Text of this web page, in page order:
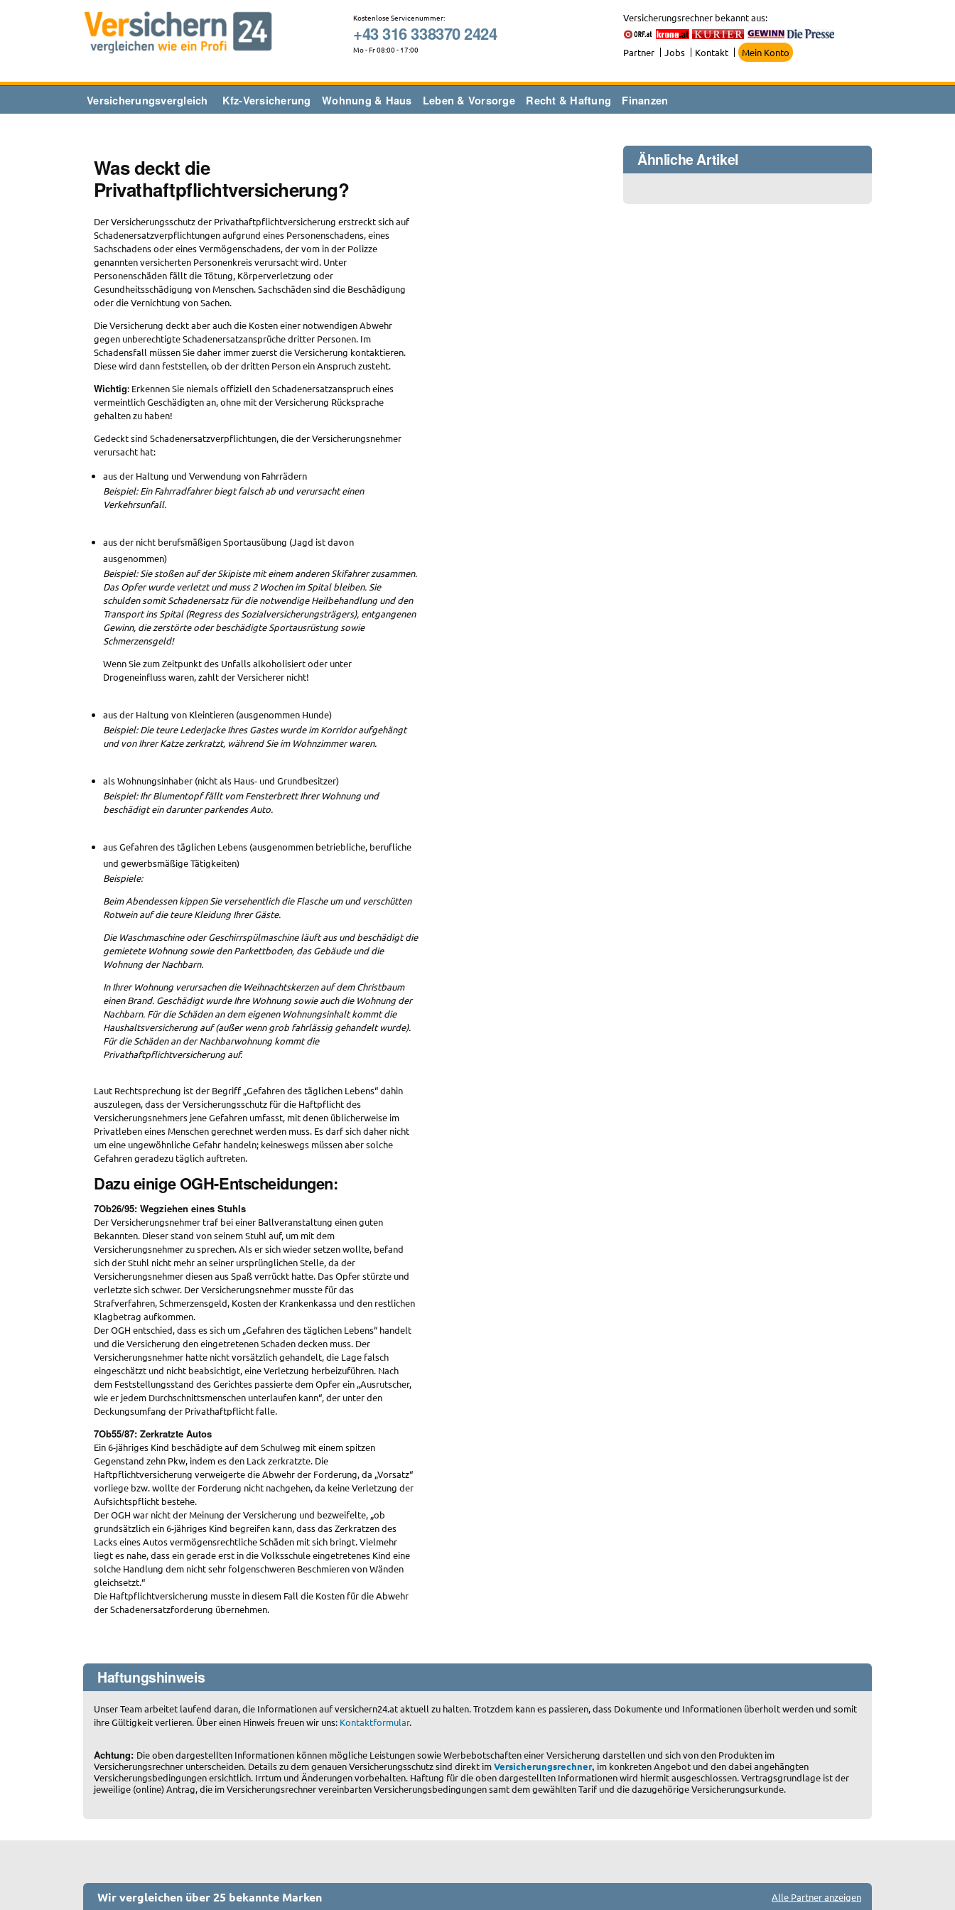
Kostenlose Servicenummer:
+43 316 338370 2424
Mo - Fr 08:00 - 17:00
Versicherungsrechner bekannt aus:
Partner Jobs Kontakt Mein Konto
Versicherungsvergleich Kfz-Versicherung Wohnung & Haus Leben & Vorsorge Recht & Haftung Finanzen
Was deckt die
Privathaftpflichtversicherung?
Der Versicherungsschutz der Privathaftpflichtversicherung erstreckt sich auf
Schadenersatzverpflichtungen aufgrund eines Personenschadens, eines
Sachschadens oder eines Vermögenschadens, der vom in der Polizze
genannten versicherten Personenkreis verursacht wird. Unter
Personenschäden fällt die Tötung, Körperverletzung oder
Gesundheitsschädigung von Menschen. Sachschäden sind die Beschädigung
oder die Vernichtung von Sachen.
Die Versicherung deckt aber auch die Kosten einer notwendigen Abwehr
gegen unberechtigte Schadenersatzansprüche dritter Personen. Im
Schadensfall müssen Sie daher immer zuerst die Versicherung kontaktieren.
Diese wird dann feststellen, ob der dritten Person ein Anspruch zusteht.
Wichtig: Erkennen Sie niemals offiziell den Schadenersatzanspruch eines
vermeintlich Geschädigten an, ohne mit der Versicherung Rücksprache
gehalten zu haben!
Gedeckt sind Schadenersatzverpflichtungen, die der Versicherungsnehmer
verursacht hat:
aus der Haltung und Verwendung von Fahrrädern
Beispiel: Ein Fahrradfahrer biegt falsch ab und verursacht einen
Verkehrsunfall.
aus der nicht berufsmäßigen Sportausübung (Jagd ist davon
ausgenommen)
Beispiel: Sie stoßen auf der Skipiste mit einem anderen Skifahrer zusammen.
Das Opfer wurde verletzt und muss 2 Wochen im Spital bleiben. Sie
schulden somit Schadenersatz für die notwendige Heilbehandlung und den
Transport ins Spital (Regress des Sozialversicherungsträgers), entgangenen
Gewinn, die zerstörte oder beschädigte Sportausrüstung sowie
Schmerzensgeld!
Wenn Sie zum Zeitpunkt des Unfalls alkoholisiert oder unter
Drogeneinfluss waren, zahlt der Versicherer nicht!
aus der Haltung von Kleintieren (ausgenommen Hunde)
Beispiel: Die teure Lederjacke Ihres Gastes wurde im Korridor aufgehängt
und von Ihrer Katze zerkratzt, während Sie im Wohnzimmer waren.
als Wohnungsinhaber (nicht als Haus- und Grundbesitzer)
Beispiel: Ihr Blumentopf fällt vom Fensterbrett Ihrer Wohnung und
beschädigt ein darunter parkendes Auto.
aus Gefahren des täglichen Lebens (ausgenommen betriebliche, berufliche
und gewerbsmäßige Tätigkeiten)
Beispiele:
Beim Abendessen kippen Sie versehentlich die Flasche um und verschütten
Rotwein auf die teure Kleidung Ihrer Gäste.
Die Waschmaschine oder Geschirrspülmaschine läuft aus und beschädigt die
gemietete Wohnung sowie den Parkettboden, das Gebäude und die
Wohnung der Nachbarn.
In Ihrer Wohnung verursachen die Weihnachtskerzen auf dem Christbaum
einen Brand. Geschädigt wurde Ihre Wohnung sowie auch die Wohnung der
Nachbarn. Für die Schäden an dem eigenen Wohnungsinhalt kommt die
Haushaltsversicherung auf (außer wenn grob fahrlässig gehandelt wurde).
Für die Schäden an der Nachbarwohnung kommt die
Privathaftpflichtversicherung auf.
Laut Rechtsprechung ist der Begriff „Gefahren des täglichen Lebens“ dahin
auszulegen, dass der Versicherungsschutz für die Haftpflicht des
Versicherungsnehmers jene Gefahren umfasst, mit denen üblicherweise im
Privatleben eines Menschen gerechnet werden muss. Es darf sich daher nicht
um eine ungewöhnliche Gefahr handeln; keineswegs müssen aber solche
Gefahren geradezu täglich auftreten.
Dazu einige OGH-Entscheidungen:
7Ob26/95: Wegziehen eines Stuhls
Der Versicherungsnehmer traf bei einer Ballveranstaltung einen guten
Bekannten. Dieser stand von seinem Stuhl auf, um mit dem
Versicherungsnehmer zu sprechen. Als er sich wieder setzen wollte, befand
sich der Stuhl nicht mehr an seiner ursprünglichen Stelle, da der
Versicherungsnehmer diesen aus Spaß verrückt hatte. Das Opfer stürzte und
verletzte sich schwer. Der Versicherungsnehmer musste für das
Strafverfahren, Schmerzensgeld, Kosten der Krankenkassa und den restlichen
Klagbetrag aufkommen.
Der OGH entschied, dass es sich um „Gefahren des täglichen Lebens“ handelt
und die Versicherung den eingetretenen Schaden decken muss. Der
Versicherungsnehmer hatte nicht vorsätzlich gehandelt, die Lage falsch
eingeschätzt und nicht beabsichtigt, eine Verletzung herbeizuführen. Nach
dem Feststellungsstand des Gerichtes passierte dem Opfer ein „Ausrutscher,
wie er jedem Durchschnittsmenschen unterlaufen kann“, der unter den
Deckungsumfang der Privathaftpflicht falle.
7Ob55/87: Zerkratzte Autos
Ein 6-jähriges Kind beschädigte auf dem Schulweg mit einem spitzen
Gegenstand zehn Pkw, indem es den Lack zerkratzte. Die
Haftpflichtversicherung verweigerte die Abwehr der Forderung, da „Vorsatz“
vorliege bzw. wollte der Forderung nicht nachgehen, da keine Verletzung der
Aufsichtspflicht bestehe.
Der OGH war nicht der Meinung der Versicherung und bezweifelte, „ob
grundsätzlich ein 6-jähriges Kind begreifen kann, dass das Zerkratzen des
Lacks eines Autos vermögensrechtliche Schäden mit sich bringt. Vielmehr
liegt es nahe, dass ein gerade erst in die Volksschule eingetretenes Kind eine
solche Handlung dem nicht sehr folgenschweren Beschmieren von Wänden
gleichsetzt.“
Die Haftpflichtversicherung musste in diesem Fall die Kosten für die Abwehr
der Schadenersatzforderung übernehmen.
Ähnliche Artikel
Haftungshinweis
Unser Team arbeitet laufend daran, die Informationen auf versichern24.at aktuell zu halten. Trotzdem kann es passieren, dass Dokumente und Informationen überholt werden und somit
ihre Gültigkeit verlieren. Über einen Hinweis freuen wir uns: Kontaktformular.
Achtung: Die oben dargestellten Informationen können mögliche Leistungen sowie Werbebotschaften einer Versicherung darstellen und sich von den Produkten im
Versicherungsrechner unterscheiden. Details zu dem genauen Versicherungsschutz sind direkt imVersicherungsrechner, im konkreten Angebot und den dabei angehängten
Versicherungsbedingungen ersichtlich. Irrtum und Änderungen vorbehalten. Haftung für die oben dargestellten Informationen wird hiermit ausgeschlossen. Vertragsgrundlage ist der
jeweilige (online) Antrag, die im Versicherungsrechner vereinbarten Versicherungsbedingungen samt dem gewählten Tarif und die dazugehörige Versicherungsurkunde.
Wir vergleichen über 25 bekannte Marken Alle Partner anzeigen